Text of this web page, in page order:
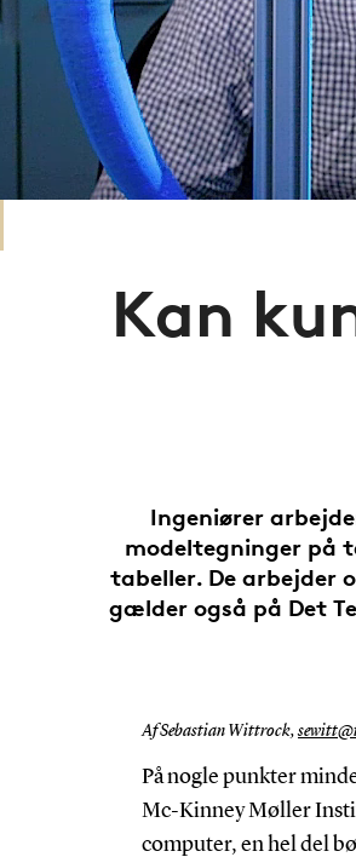
Kan
Ingeniører
modeltegninger på
tabeller. De arbejder
gælder også på Det
Af Sebastian Wittrock,
På nogle punkter
Mc-Kinney Møller
computer, en hel del